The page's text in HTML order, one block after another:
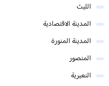
الليث
المدينة الاقتصادية
المدينة المنورة
المنصور
النعيرية